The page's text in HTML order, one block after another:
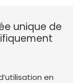
unique de
en